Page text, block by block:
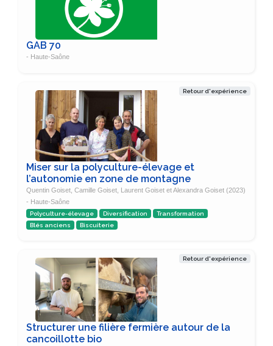
GAB 70
- Haute-Saône
Retour d'expérience
Miser sur la polyculture-élevage et
l’autonomie en zone de montagne
Quentin Goiset, Camille Goiset, Laurent Goiset et Alexandra Goiset (2023)
- Haute-Saône
Polyculture-élevage Diversification
Transformation
Blés anciens
Biscuiterie
Retour d'expérience
Structurer une filière fermière autour de la
cancoillotte bio